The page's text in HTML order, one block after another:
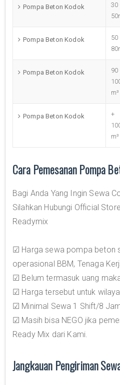
Pompa Beton Kodok
30
Pompa Beton Kodok
50
Pompa Beton Kodok
90
m³
Pompa Beton Kodok
+
m³
Cara Pemesanan Pompa
Bagi Anda Yang Ingin Sewa
Silahkan Hubungi Official
Readymix
☑ Harga sewa pompa beton
operasional BBM, Tenaga
☑ Belum termasuk uang
☑ Harga tersebut untuk
☑ Minimal Sewa 1 Shift/8
☑ Masih bisa NEGO jika
Ready Mix dari Kami.
Jangkauan Pengiriman